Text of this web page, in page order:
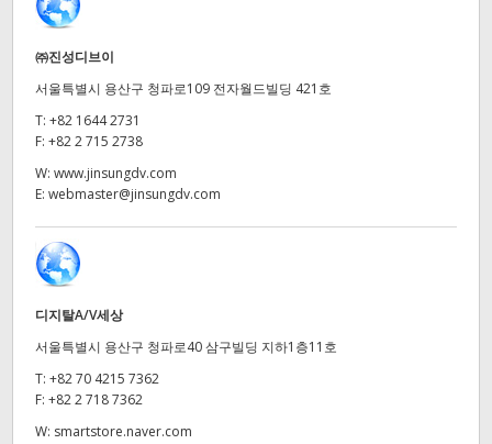
Hong Kong SAR, China
India
Italy
Japan
Mexico
Malaysia
Netherlands
㈜진성디브이
서울특별시 용산구 청파로109 전자월드빌딩 421호
T: +82 1644 2731
F: +82 2 715 2738
W: www.jinsungdv.com
E: webmaster@jinsungdv.com
디지탈A/V세상
서울특별시 용산구 청파로40 삼구빌딩 지하1층11호
T: +82 70 4215 7362
F: +82 2 718 7362
W: smartstore.naver.com